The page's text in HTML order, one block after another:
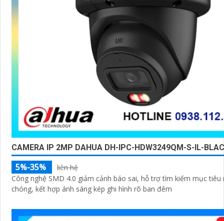
CAMERA IP 2MP DAHUA DH-IPC-HDW3249QM-S-IL-
5%-35%
liên hệ
Công nghệ SMD 4.0 giảm cảnh báo sai, hỗ trợ tìm kiếm mục tiêu
chóng, kết hợp ánh sáng kép ghi hình rõ ban đêm